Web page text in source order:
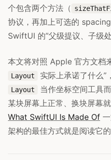
个包含两个方法（
协议，再加上可选的
SwiftUI 的”父级提议、子级
本文将对照 Apple 官方文档
Layout 实际上承诺了什么”
Layout
当作坐标空间工具
某块屏幕上正常、换块屏幕
What SwiftUI Is Made Of
架构的最佳方式就是阅读它的